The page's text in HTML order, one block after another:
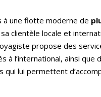
à une flotte moderne de
clientèle locale et
propose des
à l’international, ainsi que
lui permettent